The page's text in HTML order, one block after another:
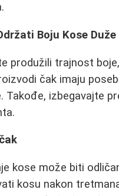
Boju Kose Duže
produžili trajnost
čak imaju
Takođe, izbegavajte
kose može biti
kosu nakon